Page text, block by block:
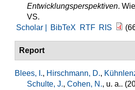
Entwicklungsperspektiven.
VS.
Scholar |
BibTeX RTF RIS
Report
Blees, I., Hirschmann, D.,
Schulte, J., Cohen, N., u. a..